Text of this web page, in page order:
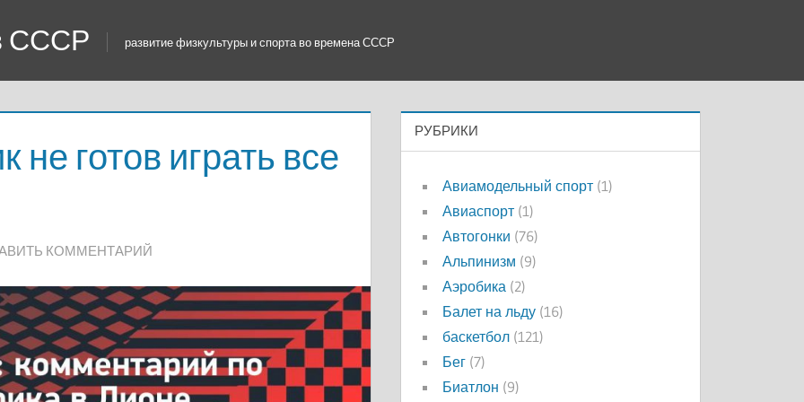
СССР развитие физкультуры и спорта во времена СССР
готов играть все
КОММЕНТАРИЙ
РУБРИКИ
Авиамодельный спорт (1)
Авиаспорт (1)
Автогонки (76)
Альпинизм (9)
Аэробика (2)
Балет на льду (16)
баскетбол (121)
Бег (7)
Биатлон (9)